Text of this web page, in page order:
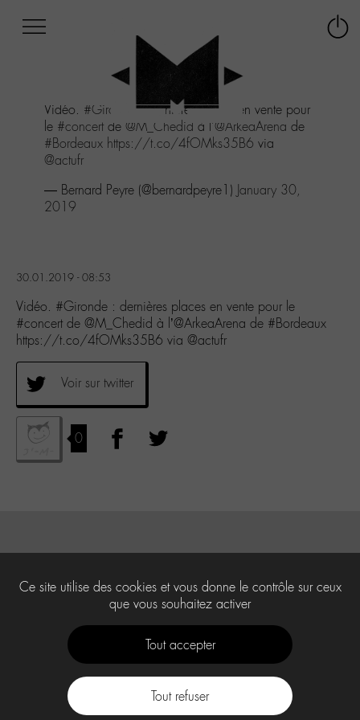
menu
Aller
au
contenu
Aller
Vidéo. #Gironde : dernières places en vente pour
le #concert de @M_Chedid à l'@ArkeaArena de
#Bordeaux https://t.co/4fOMks35B6 via
@actufr
— Bernard Peyre (@bernardpeyre1) January 30,
2019
30.01.2019 - 08:53
Vidéo. #Gironde : dernières places en vente pour le
#concert de @M_Chedid à l’@ArkeaArena de #Bordeaux
https://t.co/4fOMks35B6 via @actufr
Voir sur twitter
0
Ce site utilise des cookies et vous donne le contrôle sur ceux
que vous souhaitez activer
Tout accepter
Tout refuser